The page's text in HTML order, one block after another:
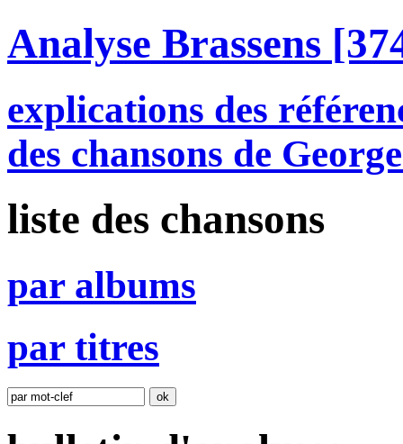
Analyse Brassens
explications des
des chansons de
liste des chansons
par albums
par titres